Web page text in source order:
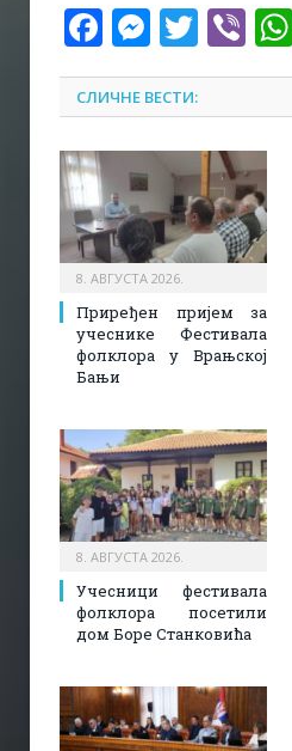
Facebook
СЛИЧНЕ ВЕСТИ:
8. АВГУСТА 2026.
Приређен пријем за
учеснике Фестивала
фолклора у Врањској
Бањи
8. АВГУСТА 2026.
Учесници фестивала
фолклора посетили
дом Боре Станковића